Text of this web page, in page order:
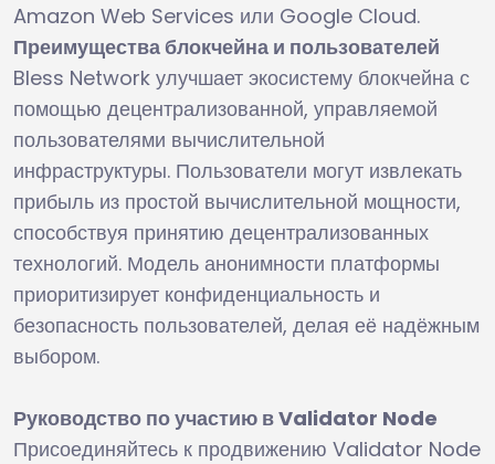
Amazon Web Services или Google Cloud.
Преимущества блокчейна и пользователей
Bless Network улучшает экосистему блокчейна с
помощью децентрализованной, управляемой
пользователями вычислительной
инфраструктуры. Пользователи могут извлекать
прибыль из простой вычислительной мощности,
способствуя принятию децентрализованных
технологий. Модель анонимности платформы
приоритизирует конфиденциальность и
безопасность пользователей, делая её надёжным
выбором.
Руководство по участию в Validator Node
Присоединяйтесь к продвижению Validator Node